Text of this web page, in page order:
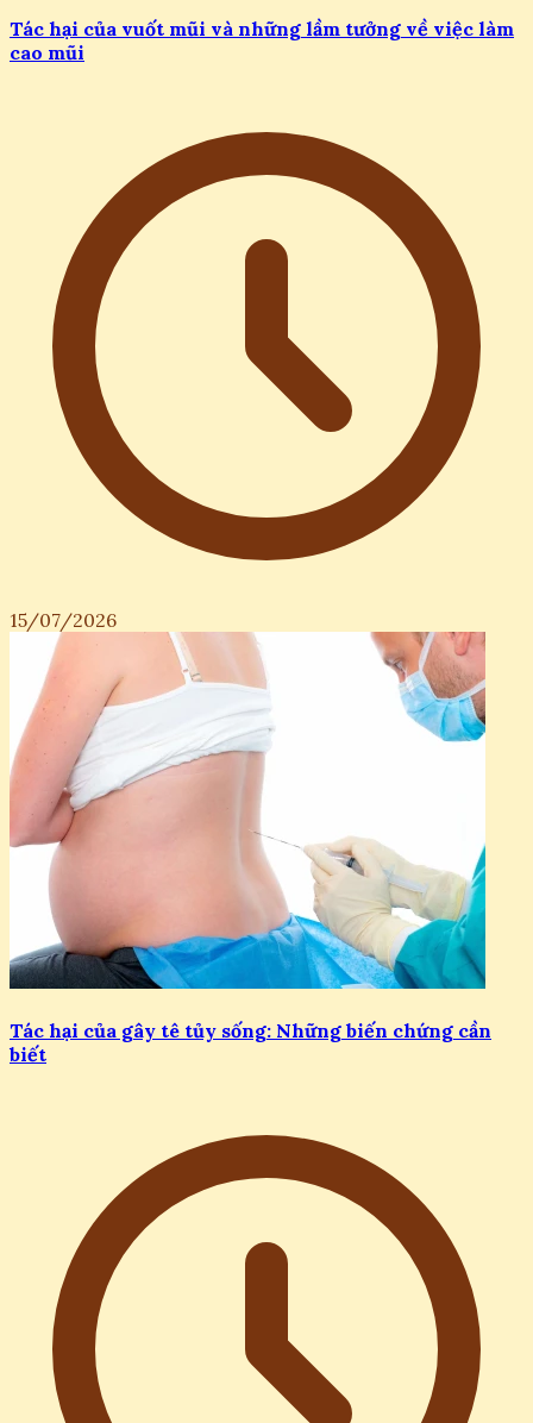
Tác hại của vuốt mũi và những lầm tưởng về việc làm
cao mũi
15/07/2026
Tác hại của gây tê tủy sống: Những biến chứng cần
biết